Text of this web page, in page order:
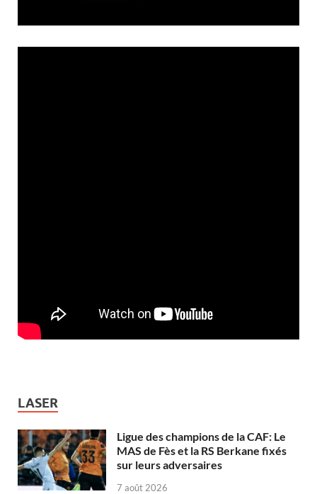
LASER
Ligue des champions de la CAF: Le
MAS de Fès et la RS Berkane fixés
sur leurs adversaires
7 août 2026